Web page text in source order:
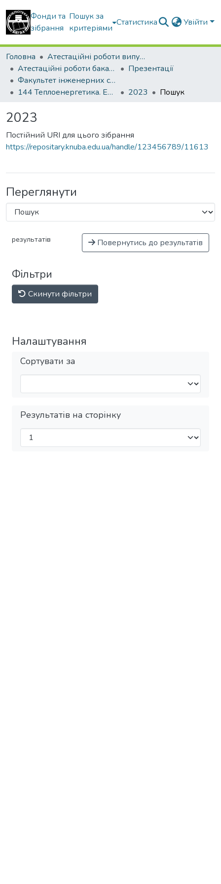
Фонди та
зібрання
Пошук за
критеріями
Статистика Увійти
Головна
Атестаційні роботи випускників
Атестаційні роботи бакалаврів
Презентації
Факультет інженерних систем та екології
144 Теплоенергетика. Енергетичний менеджмент, енергоефективні муніципальні та промислові теплові технології
2023 Пошук
2023
Постійний URI для цього зібрання
https://repositary.knuba.edu.ua/handle/123456789/11613
Переглянути
результатів Повернутись до результатів
Фільтри
Скинути фільтри
Налаштування
Сортувати за
Результатів на сторінку